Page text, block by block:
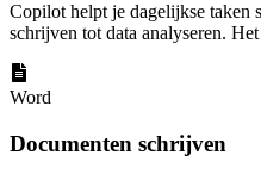
Copilot helpt je dagelijkse taken
schrijven tot data analyseren.
Word
Documenten schrijven